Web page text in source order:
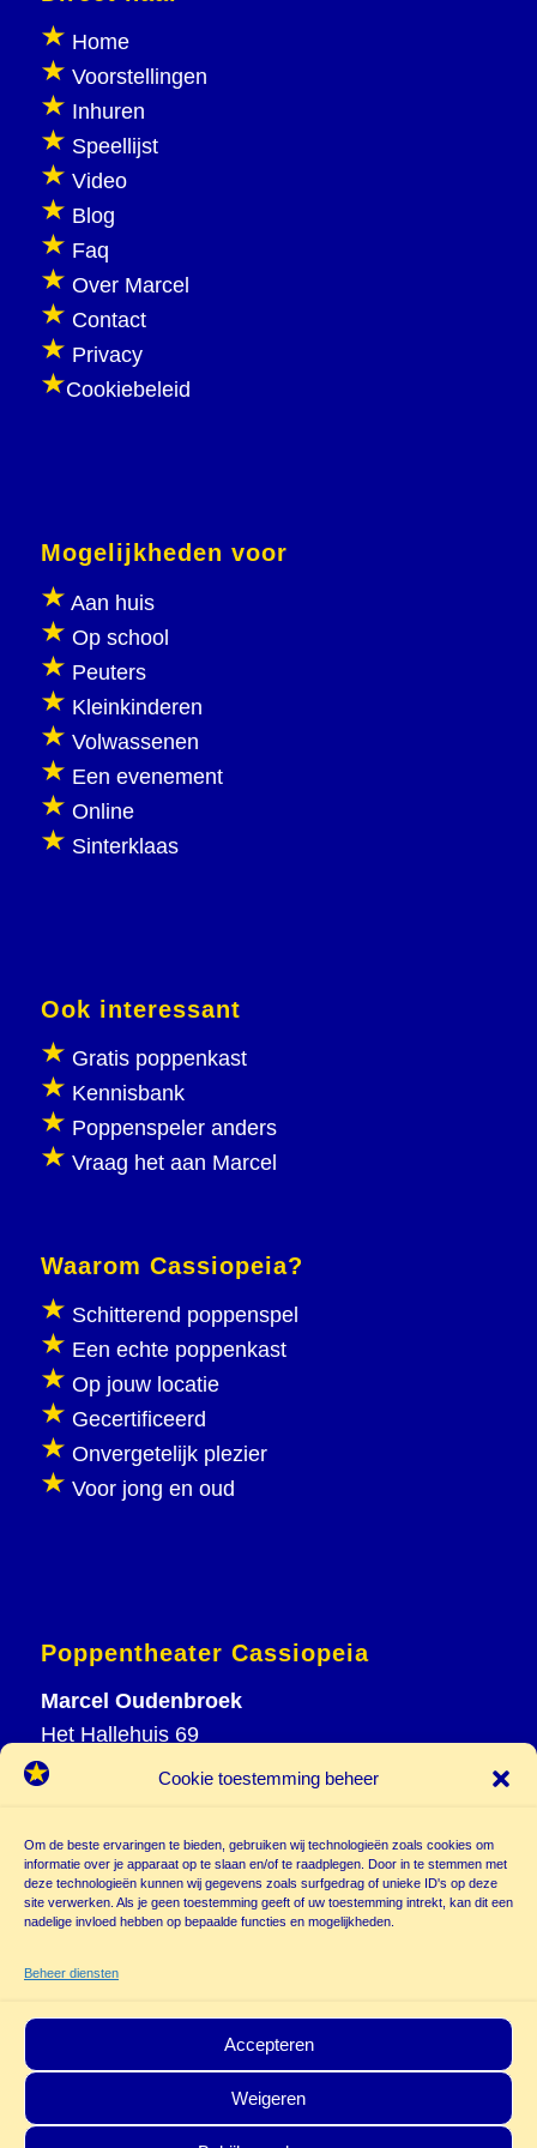
Cookie toestemming beheer
Om de beste ervaringen te bieden, gebruiken wij technologieën zoals cookies om
informatie over je apparaat op te slaan en/of te raadplegen. Door in te stemmen met
deze technologieën kunnen wij gegevens zoals surfgedrag of unieke ID's op deze
site verwerken. Als je geen toestemming geeft of uw toestemming intrekt, kan dit een
nadelige invloed hebben op bepaalde functies en mogelijkheden.
Beheer diensten
Accepteren
Weigeren
Home
Voorstellingen
Inhuren
Speellijst
Video
Blog
Faq
Over Marcel
Contact
Privacy
Cookiebeleid
Mogelijkheden voor
Aan huis
Op school
Peuters
Kleinkinderen
Volwassenen
Een evenement
Online
Sinterklaas
Ook interessant
Gratis poppenkast
Kennisbank
Poppenspeler anders
Vraag het aan Marcel
Waarom Cassiopeia?
Schitterend poppenspel
Een echte poppenkast
Op jouw locatie
Gecertificeerd
Onvergetelijk plezier
Voor jong en oud
Poppentheater Cassiopeia
Marcel Oudenbroek
Het Hallehuis 69
3823 VH Amersfoort
M 06 20 26 94 61
info@
poppentheatercassiopeia.nl
© Copyright - Poppentheater Cassiopeia | Deze site is beschermd door